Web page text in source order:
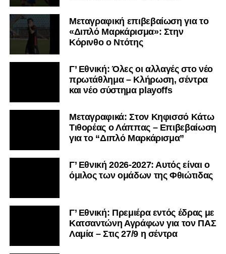
Μεταγραφική επιβεβαίωση για το
«Διπλό Μαρκάρισμα»: Στην
Κόρινθο ο Ντότης
Γ’ Εθνική: Όλες οι αλλαγές στο νέο
πρωτάθλημα – Κλήρωση, σέντρα
και νέο σύστημα playoffs
Μεταγραφικά: Στον Κηφισσό Κάτω
Τιθορέας ο Λάππας – Επιβεβαίωση
για το “Διπλό Μαρκάρισμα”
Γ’ Εθνική 2026-2027: Αυτός είναι ο
όμιλος των ομάδων της Φθιώτιδας
Γ’ Εθνική: Πρεμιέρα εντός έδρας με
Κατσαντώνη Αγράφων για τον ΠΑΣ
Λαμία – Στις 27/9 η σέντρα